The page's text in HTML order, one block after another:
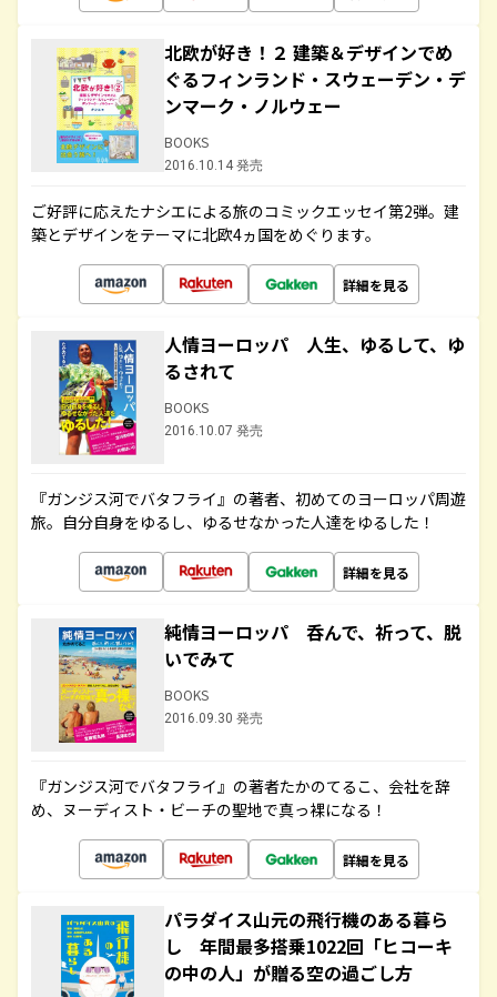
北欧が好き！２ 建築＆デザインでめ
ぐるフィンランド・スウェーデン・デ
ンマーク・ノルウェー
BOOKS
2016.10.14 発売
ご好評に応えたナシエによる旅のコミックエッセイ第2弾。建
築とデザインをテーマに北欧4ヵ国をめぐります。
詳細を見る
人情ヨーロッパ 人生、ゆるして、ゆ
るされて
BOOKS
2016.10.07 発売
『ガンジス河でバタフライ』の著者、初めてのヨーロッパ周遊
旅。自分自身をゆるし、ゆるせなかった人達をゆるした！
詳細を見る
純情ヨーロッパ 呑んで、祈って、脱
いでみて
BOOKS
2016.09.30 発売
『ガンジス河でバタフライ』の著者たかのてるこ、会社を辞
め、ヌーディスト・ビーチの聖地で真っ裸になる！
詳細を見る
パラダイス山元の飛行機のある暮ら
し 年間最多搭乗1022回「ヒコーキ
の中の人」が贈る空の過ごし方